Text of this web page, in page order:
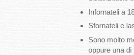
Infornateli a
Sfornateli e
Sono molto
oppure una